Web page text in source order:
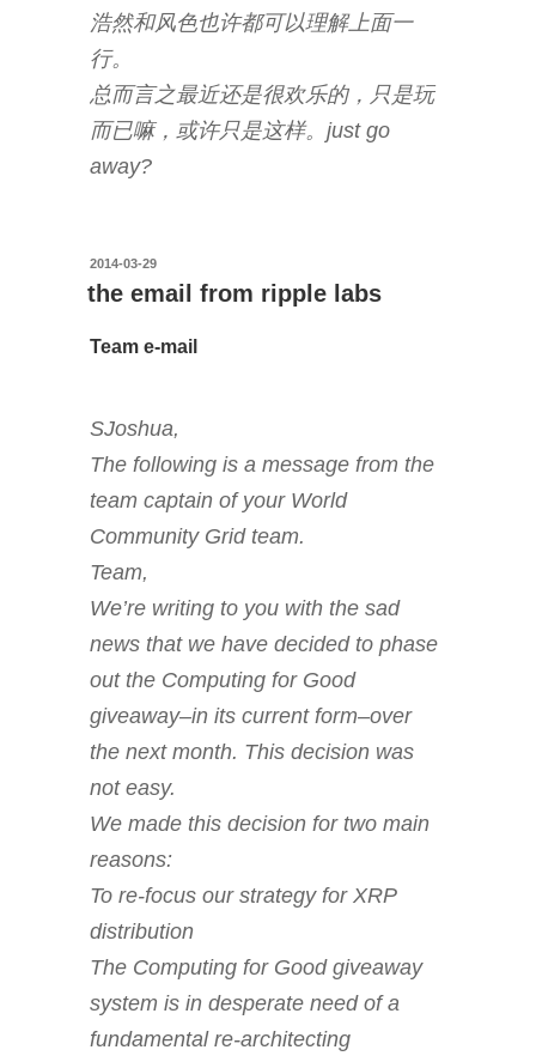
浩然和风色也许都可以理解上面一
行。
总而言之最近还是很欢乐的，只是玩
而已嘛，或许只是这样。just go
away?
投
稿
日:
2014-03-29
the email from ripple labs
Team e-mail
SJoshua,
The following is a message from the
team captain of your World
Community Grid team.
Team,
We’re writing to you with the sad
news that we have decided to phase
out the Computing for Good
giveaway–in its current form–over
the next month. This decision was
not easy.
We made this decision for two main
reasons:
To re-focus our strategy for XRP
distribution
The Computing for Good giveaway
system is in desperate need of a
fundamental re-architecting